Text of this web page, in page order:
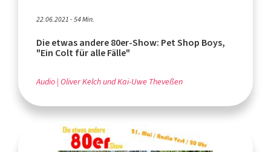
22.06.2021 - 54 Min.
Die etwas andere 80er-Show: Pet Shop Boys,
"Ein Colt für alle Fälle"
Audio Oliver Kelch und Kai-Uwe Theveßen